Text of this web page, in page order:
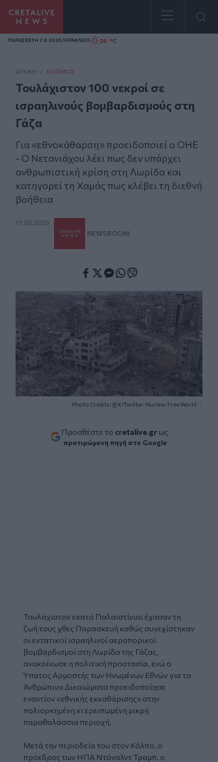
Homepage
ΠΑΡΑΣΚΕΥΗ 7.8.2026/ΗΡΑΚΛΕΙΟ 26 °C
ΑΡΧΙΚΗ / ΚΌΣΜΟΣ
Τουλάχιστον 100 νεκροί σε
ισραηλινούς βομβαρδισμούς στη
Γάζα
Για «εθνοκάθαρση» προειδοποιεί ο ΟΗΕ
- Ο Νετανιάχου λέει πως δεν υπάρχει
ανθρωπιστική κρίση στη Λωρίδα και
κατηγορεί τη Χαμάς πως κλέβει τη διεθνή
βοήθεια
17.05.2025
NEWSROOM
Photo Credits: @X/Twitter: Nuclear Free World
Προσθέστε το cretalive.gr ως
προτιμώμενη πηγή στο Google
Τουλάχιστον εκατό Παλαιστίνιοι έχασαν τη
ζωή τους χθες Παρασκευή καθώς συνεχίστηκαν
οι εντατικοί ισραηλινοί αεροπορικοί
βομβαρδισμοί στη Λωρίδα της Γάζας,
ανακοίνωσε η πολιτική προστασία, ενώ ο
Ύπατος Αρμοστής των Ηνωμένων Εθνών για τα
Ανθρώπινα Δικαιώματα προειδοποίησε
εναντίον «εθνικής εκκαθάρισης» στην
πολιορκημένη κι ερειπωμένη μικρή
παραθαλάσσια περιοχή.
Μετά την περιοδεία του στον Κόλπο, ο
πρόεδρος των ΗΠΑ Ντόναλντ Τραμπ, ο